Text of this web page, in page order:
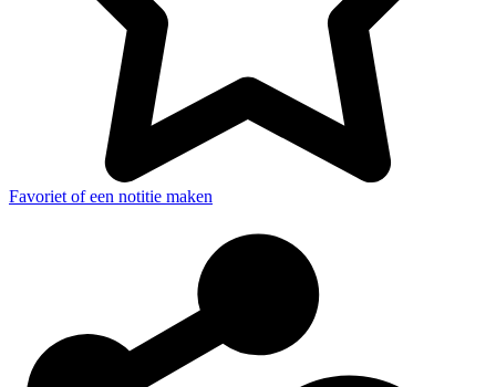
Favoriet of een notitie maken